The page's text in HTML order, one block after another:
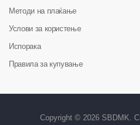
Методи на плаќање
Услови за користење
Испорака
Правила за купување
Copyright © 2026 SBDMK.